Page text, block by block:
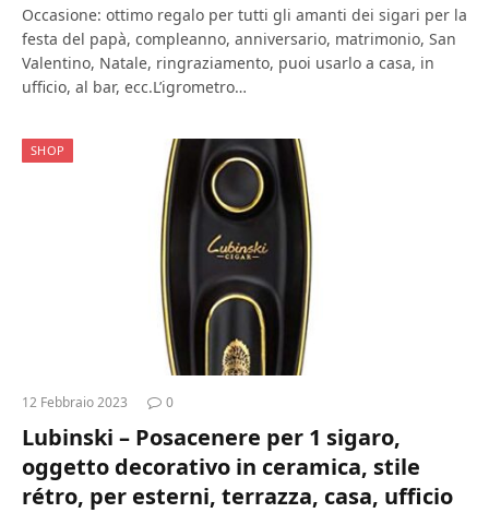
Occasione: ottimo regalo per tutti gli amanti dei sigari per la
festa del papà, compleanno, anniversario, matrimonio, San
Valentino, Natale, ringraziamento, puoi usarlo a casa, in
ufficio, al bar, ecc.L’igrometro…
SHOP
12 Febbraio 2023 0
Lubinski – Posacenere per 1 sigaro,
oggetto decorativo in ceramica, stile
rétro, per esterni, terrazza, casa, ufficio